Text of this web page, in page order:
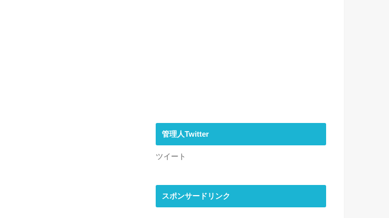
管理人Twitter
ツイート
スポンサードリンク